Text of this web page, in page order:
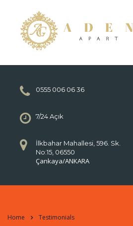
0555 006 06 36
7/24 Açık
İlkbahar Mahallesi, 596. Sk.
No:15, 06550
Çankaya/ANKARA
Home Testimonials